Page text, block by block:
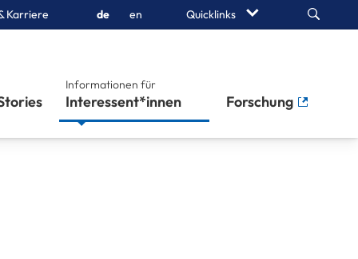
Karriere de en Quicklinks Search
Informationen für
Interessent*innen Forschung